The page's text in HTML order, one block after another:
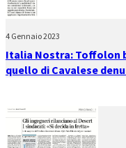
4 Gennaio 2023
Italia Nostra: Toffolon
quello di Cavalese